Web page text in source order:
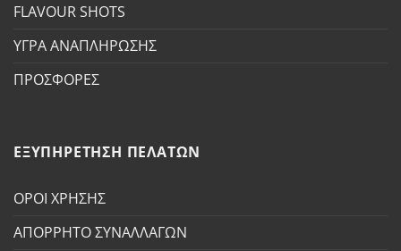
FLAVOUR SHOTS
ΥΓΡΑ ΑΝΑΠΛΗΡΩΣΗΣ
ΠΡΟΣΦΟΡΕΣ
ΕΞΥΠΗΡΕΤΗΣΗ ΠΕΛΑΤΩΝ
ΟΡΟΙ ΧΡΗΣΗΣ
ΑΠΟΡΡΗΤΟ ΣΥΝΑΛΛΑΓΩΝ